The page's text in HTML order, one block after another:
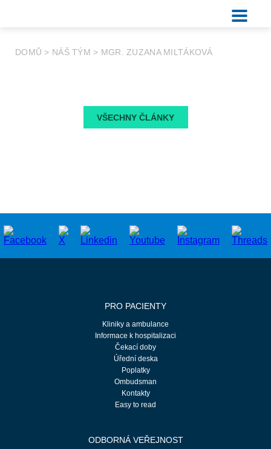
DOMŮ > NÁŠ TÝM > MGR. ZUZANA MILTÁKOVÁ
VŠECHNY ČLÁNKY
PRO PACIENTY
Kliniky a ambulance
Informace k hospitalizaci
Čekací doby
Úřední deska
Poplatky
Ombudsman
Kontakty
Easy to read
ODBORNÁ VEŘEJNOST